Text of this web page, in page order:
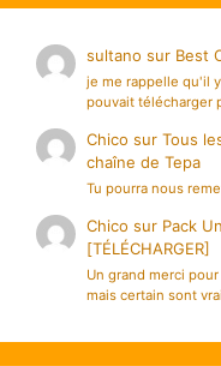
sultano sur Best
je me rappelle qu'il
pouvait télécharger
Chico surTous
chaîne de Tepa
Tu pourra nous
Chico sur Pack
[TÉLÉCHARGER]
Un grand merci
mais certain sont